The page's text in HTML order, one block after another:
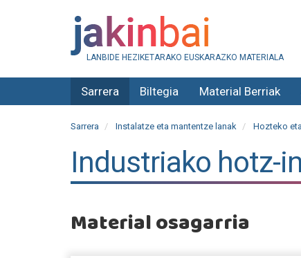
LANBIDE HEZIKETARAKO EUSKARAZKO MATERIALA
Sarrera Biltegia Material Berriak
Sarrera Instalatze eta mantentze lanak Hozteko
Industriako hotz-
Material osagarria